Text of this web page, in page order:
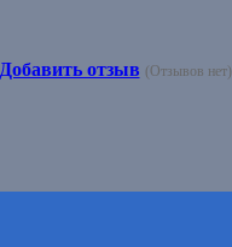
Добавить отзыв (Отзывов нет)